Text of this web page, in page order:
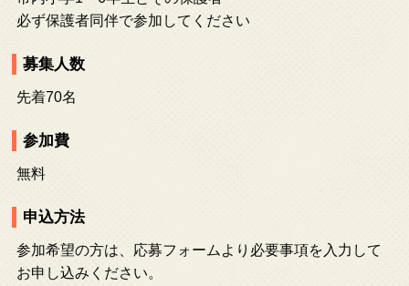
必ず保護者同伴で参加してください
募集人数
先着70名
参加費
無料
申込方法
参加希望の方は、応募フォームより必要事項を入力して
お申し込みください。